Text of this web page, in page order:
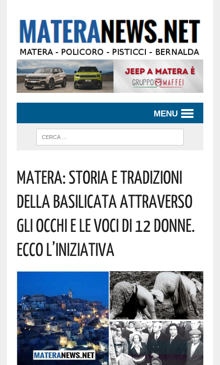
MENU
Matera: Storia E Tradizioni
Della Basilicata Attraverso
Gli Occhi E Le Voci Di 12 Donne.
Ecco L’iniziativa